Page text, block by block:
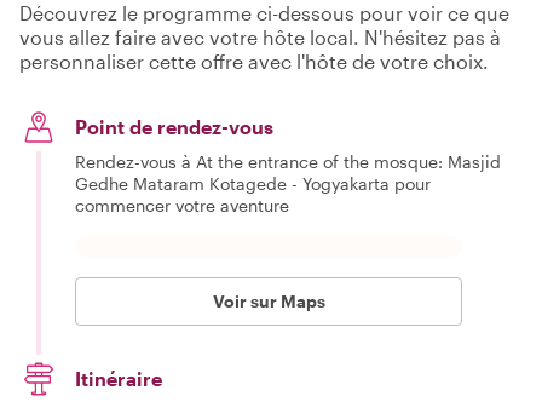
Découvrez le programme ci-dessous pour voir ce que
vous allez faire avec votre hôte local. N'hésitez pas à
personnaliser cette offre avec l'hôte de votre choix.
Point de rendez-vous
Rendez-vous à At the entrance of the mosque: Masjid
Gedhe Mataram Kotagede - Yogyakarta pour
commencer votre aventure
Voir sur Maps
Itinéraire